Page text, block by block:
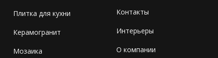
Плитка для кухни
Керамогранит
Мозаика
Контакты
Интерьеры
О компании